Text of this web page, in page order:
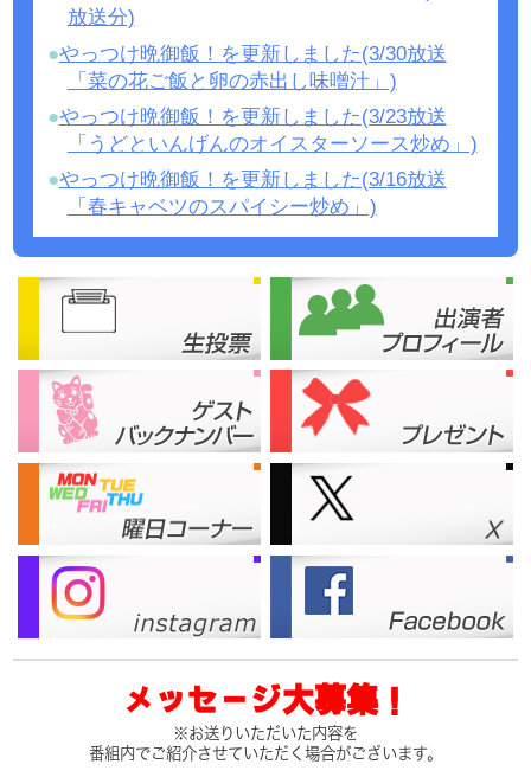
放送分)
やっつけ晩御飯！を更新しました(3/30放送
「菜の花ご飯と卵の赤出し味噌汁」)
やっつけ晩御飯！を更新しました(3/23放送
「うどといんげんのオイスターソース炒め」)
やっつけ晩御飯！を更新しました(3/16放送
「春キャベツのスパイシー炒め」)
メッセージ大募集！
※お送りいただいた内容を
番組内でご紹介させていただく場合がございます。